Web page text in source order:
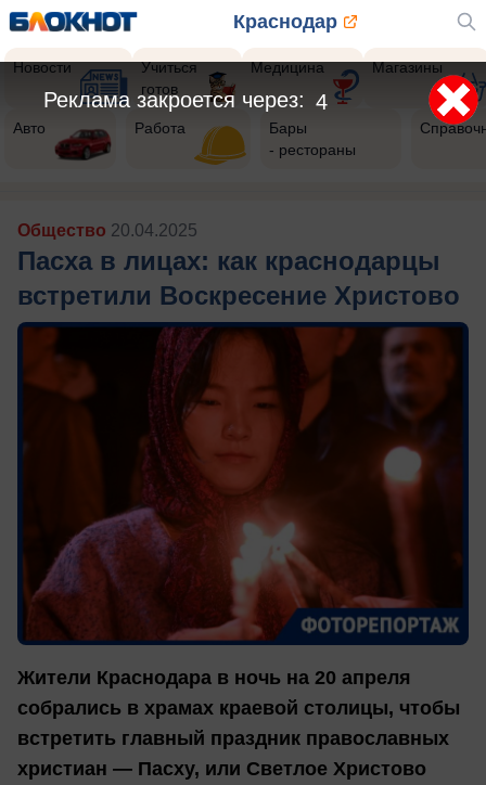
Краснодар
Новости
Учиться
готов
Медицина Магазины
Авто Работа
Бары
- рестораны
Общество 20.04.2025
Пасха в лицах: как краснодарцы
встретили Воскресение Христово
Жители Краснодара в ночь на 20 апреля
собрались в храмах краевой столицы, чтобы
встретить главный праздник православных
христиан — Пасху, или Светлое Христово
1
Реклама закроется через: